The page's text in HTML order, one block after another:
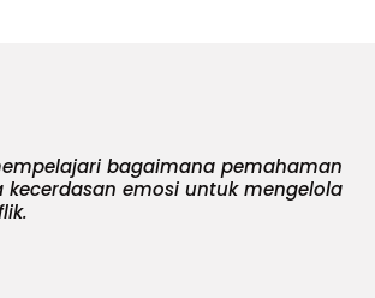
bagaimana pemahaman
emosi untuk mengelola